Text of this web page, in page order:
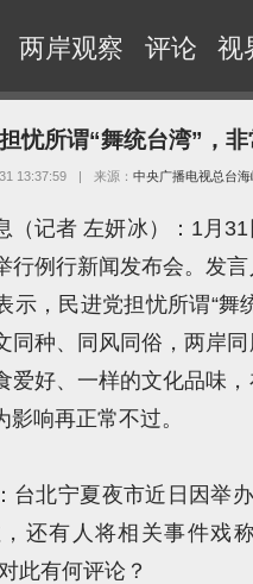
两岸观察 评论 视
忧所谓“舞统台湾”，
13:37:59 | 来源：中央广播电视总台
（记者 左妍冰）：1月
行例行新闻发布会。发
示，民进党担忧所谓“舞
同种、同风同俗，两岸
爱好、一样的文化品味
响再正常不过。
台北宁夏夜市近日因举
还有人将相关事件戏
此有何评论？